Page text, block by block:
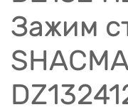
Зажим